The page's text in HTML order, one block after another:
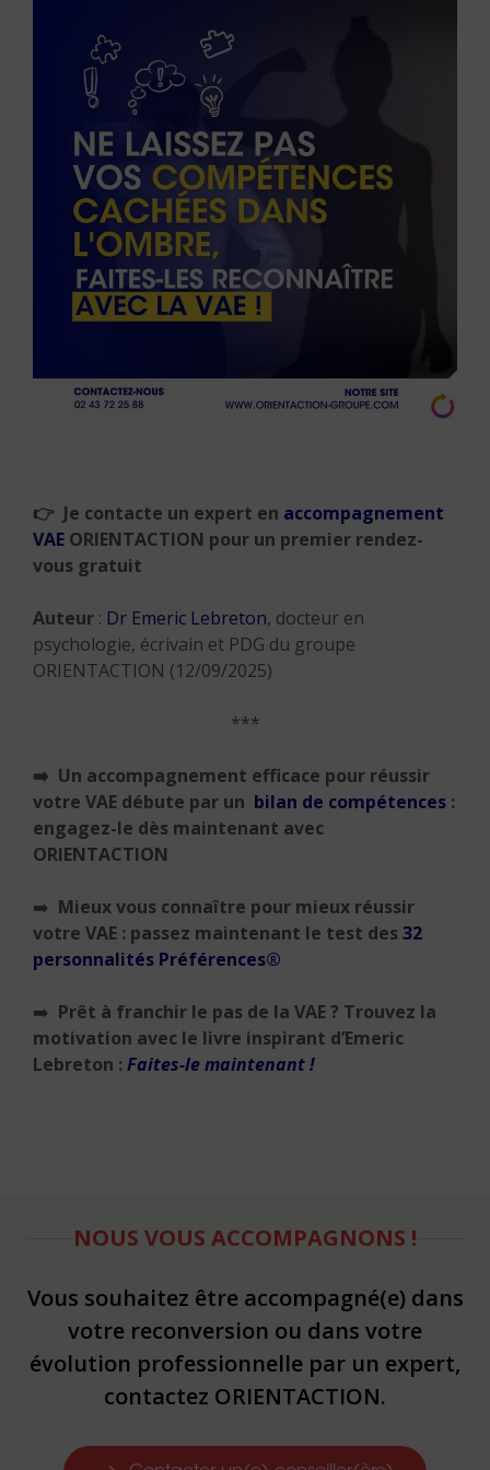
👉 Je contacte un expert en accompagnement
VAE ORIENTACTION pour un premier rendez-
vous gratuit
Auteur : Dr Emeric Lebreton, docteur en
psychologie, écrivain et PDG du groupe
ORIENTACTION (12/09/2025)
***
➡️ Un accompagnement efficace pour réussir
votre VAE débute par un bilan de compétences :
engagez-le dès maintenant avec
ORIENTACTION
➡️ Mieux vous connaître pour mieux réussir
votre VAE : passez maintenant le test des 32
personnalités Préférences®
➡️ Prêt à franchir le pas de la VAE ? Trouvez la
motivation avec le livre inspirant d’Emeric
Lebreton : Faites-le maintenant !
NOUS VOUS ACCOMPAGNONS !
Vous souhaitez être accompagné(e) dans
votre reconversion ou dans votre
évolution professionnelle par un expert,
contactez ORIENTACTION.